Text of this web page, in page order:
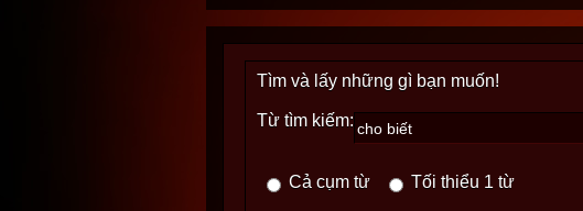
Tìm và lấy những gì bạn muốn!
Từ tìm kiếm:
Cả cụm từ Tối thiểu 1 từ